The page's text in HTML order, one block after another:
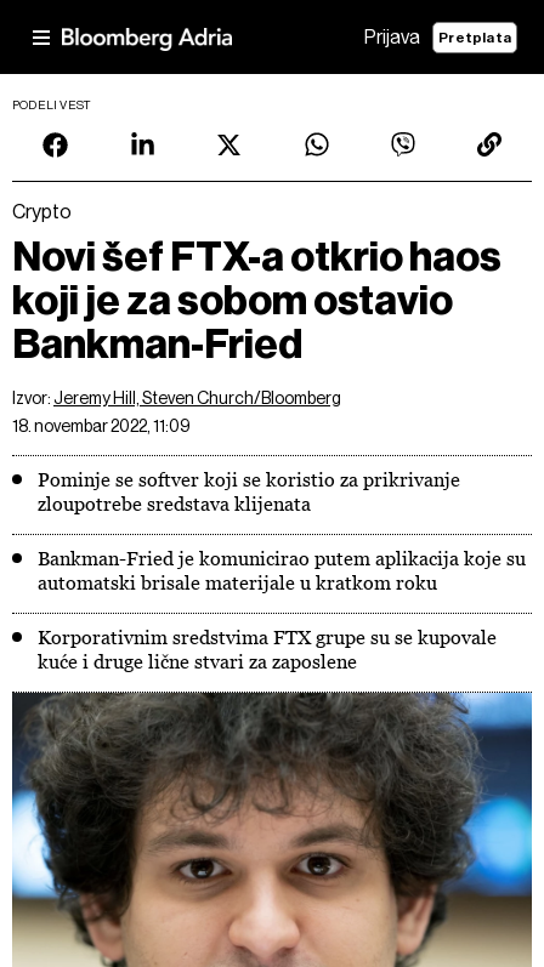
Prijava Pretplata
PODELI VEST
Crypto
Novi šef FTX-a otkrio haos
koji je za sobom ostavio
Bankman-Fried
Izvor:Jeremy Hill, Steven Church/Bloomberg
18. novembar 2022, 11:09
Pominje se softver koji se koristio za prikrivanje
zloupotrebe sredstava klijenata
Bankman-Fried je komunicirao putem aplikacija koje su
automatski brisale materijale u kratkom roku
Korporativnim sredstvima FTX grupe su se kupovale
kuće i druge lične stvari za zaposlene